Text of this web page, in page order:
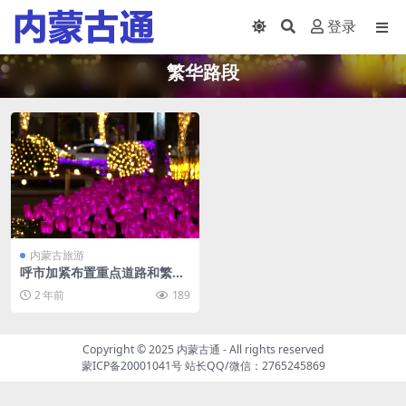
登录
繁华路段
内蒙古旅游
呼市加紧布置重点道路和繁华
路段 夜晚流光溢彩
2 年前 189
Copyright © 2025 内蒙古通 - All rights reserved
蒙ICP备20001041号站长QQ/微信：2765245869